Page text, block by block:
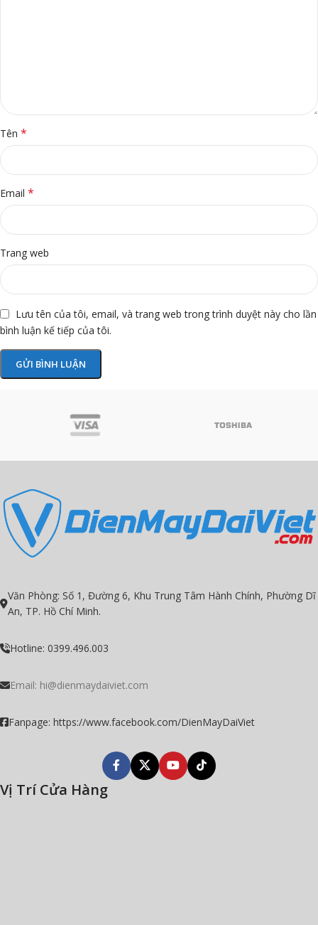
Tên *
Email *
Trang web
Lưu tên của tôi, email, và trang web trong trình duyệt này cho lần
bình luận kế tiếp của tôi.
Văn Phòng: Số 1, Đường 6, Khu Trung Tâm Hành Chính, Phường Dĩ
An, TP. Hồ Chí Minh.
Hotline: 0399.496.003
Email: hi@dienmaydaiviet.com
Fanpage: https://www.facebook.com/DienMayDaiViet
Vị Trí Cửa Hàng